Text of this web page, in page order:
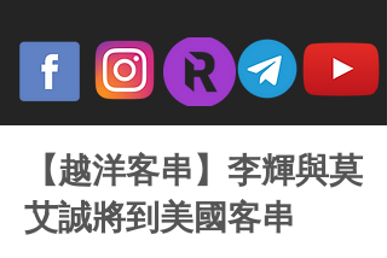
【越洋客串】李輝與莫
艾誠將到美國客串